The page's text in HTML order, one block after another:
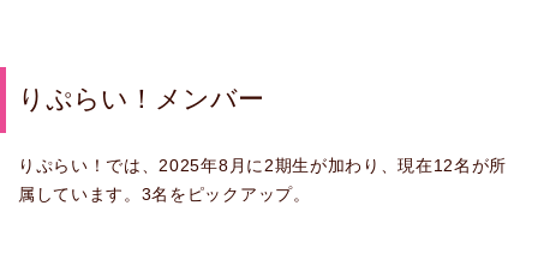
りぷらい！メンバー
りぷらい！では、2025年8月に2期生が加わり、現在12名が所
属しています。3名をピックアップ。